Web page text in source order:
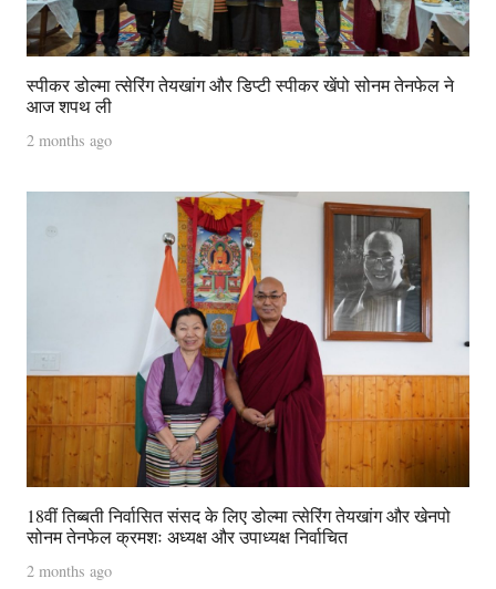
स्पीकर डोल्मा त्सेरिंग तेयखांग और डिप्टी स्पीकर खेंपो सोनम तेनफेल ने
आज शपथ ली
2 months ago
18वीं तिब्बती निर्वासित संसद के लिए डोल्मा त्सेरिंग तेयखांग और खेनपो
सोनम तेनफेल क्रमशः अध्यक्ष और उपाध्यक्ष निर्वाचित
2 months ago